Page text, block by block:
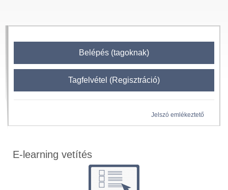
Belépés (tagoknak)
Tagfelvétel (Regisztráció)
Jelszó emlékeztető
E-learning vetítés